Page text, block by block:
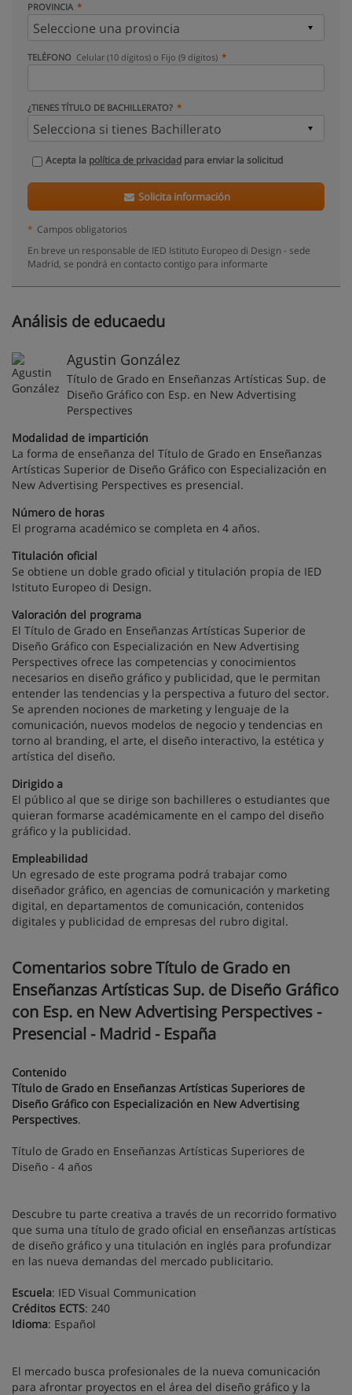
PROVINCIA
TELÉFONO Celular (10 dígitos) o Fijo (9 dígitos)
¿TIENES TÍTULO DE BACHILLERATO?
Acepta la política de privacidad para enviar la solicitud
Solicita información
* Campos obligatorios
En breve un responsable de IED Istituto Europeo di Design - sede
Madrid, se pondrá en contacto contigo para informarte
Análisis de educaedu
Agustin González
Título de Grado en Enseñanzas Artísticas Sup. de
Diseño Gráfico con Esp. en New Advertising
Perspectives
Modalidad de impartición
La forma de enseñanza del Título de Grado en Enseñanzas
Artísticas Superior de Diseño Gráfico con Especialización en
New Advertising Perspectives es presencial.
Número de horas
El programa académico se completa en 4 años.
Titulación oficial
Se obtiene un doble grado oficial y titulación propia de IED
Istituto Europeo di Design.
Valoración del programa
El Título de Grado en Enseñanzas Artísticas Superior de
Diseño Gráfico con Especialización en New Advertising
Perspectives ofrece las competencias y conocimientos
necesarios en diseño gráfico y publicidad, que le permitan
entender las tendencias y la perspectiva a futuro del sector.
Se aprenden nociones de marketing y lenguaje de la
comunicación, nuevos modelos de negocio y tendencias en
torno al branding, el arte, el diseño interactivo, la estética y
artística del diseño.
Dirigido a
El público al que se dirige son bachilleres o estudiantes que
quieran formarse académicamente en el campo del diseño
gráfico y la publicidad.
Empleabilidad
Un egresado de este programa podrá trabajar como
diseñador gráfico, en agencias de comunicación y marketing
digital, en departamentos de comunicación, contenidos
digitales y publicidad de empresas del rubro digital.
Comentarios sobre Título de Grado en
Enseñanzas Artísticas Sup. de Diseño Gráfico
con Esp. en New Advertising Perspectives -
Presencial - Madrid - España
Contenido
Título de Grado en Enseñanzas Artísticas Superiores de
Diseño Gráfico con Especialización en New Advertising
Perspectives.
Título de Grado en Enseñanzas Artísticas Superiores de
Diseño - 4 años
Descubre tu parte creativa a través de un recorrido formativo
que suma una título de grado oficial en enseñanzas artísticas
de diseño gráfico y una titulación en inglés para profundizar
en las nueva demandas del mercado publicitario.
Escuela: IED Visual Communication
Créditos ECTS: 240
Idioma: Español
El mercado busca profesionales de la nueva comunicación
para afrontar proyectos en el área del diseño gráfico y la